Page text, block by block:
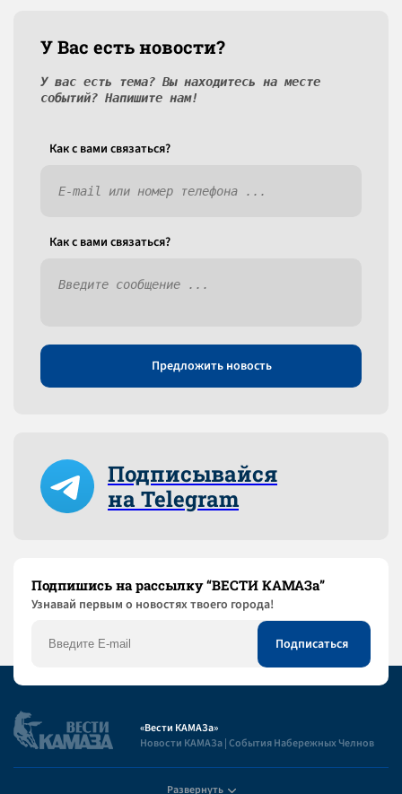
У Вас есть новости?
У вас есть тема? Вы находитесь на месте
событий? Напишите нам!
Как c вами связаться?
Как c вами связаться?
Предложить новость
Подписывайся
на Telegram
Подпишись на рассылку “ВЕСТИ КАМАЗа”
Узнaвай первым о новостях твоего города!
«Вести КАМАЗа»
Новости КАМАЗа | События Набережных Челнов
Развернуть